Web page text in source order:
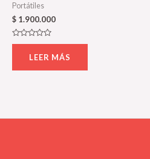
Portátiles
$ 1.900.000
Valorado
5
LEER MÁS